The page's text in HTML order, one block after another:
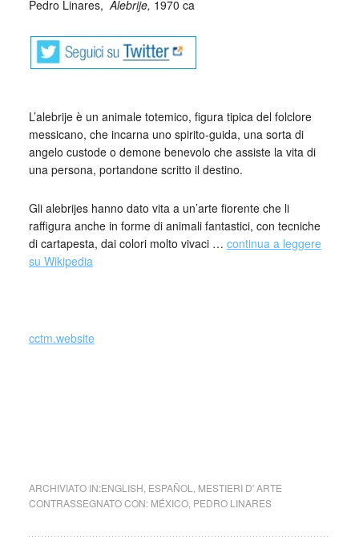
Pedro Linares,Alebrije, 1970 ca
L’alebrije è un animale totemico, figura tipica del folclore
messicano, che incarna uno spirito-guida, una sorta di
angelo custode o demone benevolo che assiste la vita di
una persona, portandone scritto il destino.
Gli alebrijes hanno dato vita a un’arte fiorente che li
raffigura anche in forme di animali fantastici, con tecniche
di cartapesta, dai colori molto vivaci … continua a leggere
su Wikipedia
cctm.website
ARCHIVIATO IN:ENGLISH ESPAÑOL
MESTIERI D' ARTE
CONTRASSEGNATO CON: MÉXICO, PEDRO LINARES